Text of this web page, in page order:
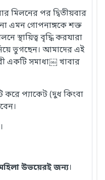
মিলনের পর দ্বিতীয়বার
এমন গোপনাঙ্গকে শক্ত
স্থায়িত্ব বৃদ্ধি করযারা
ভুগছেন। আমাদের এই
একটি সমাধা￼ খাবার
করে প্যাকেট (দুধ কিংবা
উভয়েরই জন্য।